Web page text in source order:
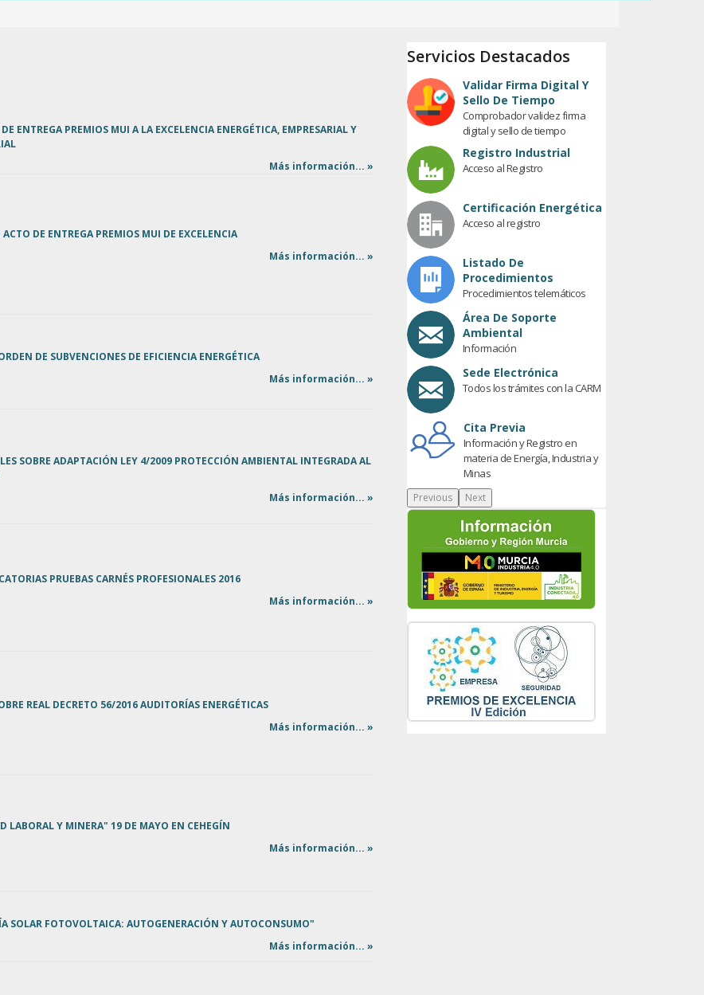
ENTREGA PREMIOS MUI A LA EXCELENCIA ENERGÉTICA, EMPRESARIAL Y
Más información... »
DE ENTREGA PREMIOS MUI DE EXCELENCIA
Más información... »
DE SUBVENCIONES DE EFICIENCIA ENERGÉTICA
Más información... »
SOBRE ADAPTACIÓN LEY 4/2009 PROTECCIÓN AMBIENTAL INTEGRADA AL
Más información... »
PRUEBAS CARNÉS PROFESIONALES 2016
Más información... »
REAL DECRETO 56/2016 AUDITORÍAS ENERGÉTICAS
Más información... »
LABORAL Y MINERA" 19 DE MAYO EN CEHEGÍN
Más información... »
SOLAR FOTOVOLTAICA: AUTOGENERACIÓN Y AUTOCONSUMO"
Más información... »
Servicios Destacados
Validar Firma Digital Y
Sello De Tiempo
Comprobador validez firma
digital y sello de tiempo
Registro Industrial
Acceso al Registro
Certificación Energética
Acceso al registro
Listado De
Procedimientos
Procedimientos telemáticos
Área De Soporte
Ambiental
Información
Sede Electrónica
Todos los trámites con la CARM
Cita Previa
Información y Registro en
materia de Energía, Industria y
Minas
Previous Next